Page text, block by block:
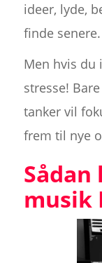
ideer, lyde,
finde senere.
Men hvis du
stresse!
tanker vil
frem til nye
musik